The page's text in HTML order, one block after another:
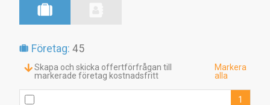
Företag: 45
Skapa och skicka offertförfrågan till
markerade företag kostnadsfritt
Markera
alla
1